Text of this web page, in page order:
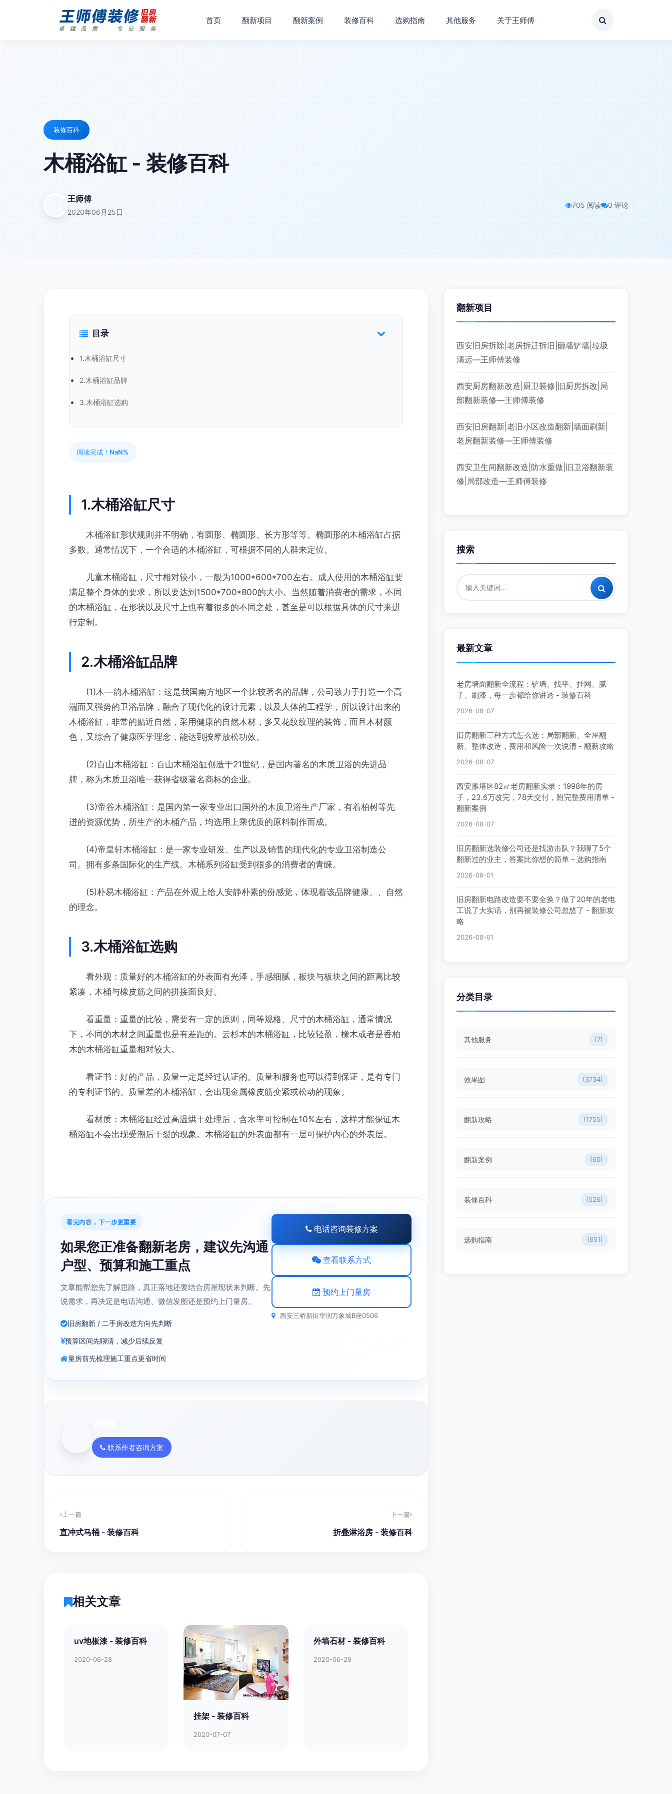
首页 翻新项目 翻新案例 装修百科 选购指南 其他服务 关于王师傅
装修百科
木桶浴缸 - 装修百科
王师傅
2020年06月25日
705 阅读 0 评论
目录
1.木桶浴缸尺寸
2.木桶浴缸品牌
3.木桶浴缸选购
阅读完成！ NaN%
1.木桶浴缸尺寸
木桶浴缸形状规则并不明确，有圆形、椭圆形、长方形等等。椭圆形的木桶浴缸占据
多数。通常情况下，一个合适的木桶浴缸，可根据不同的人群来定位。
儿童木桶浴缸，尺寸相对较小，一般为1000*600*700左右。成人使用的木桶浴缸要
满足整个身体的要求，所以要达到1500*700*800的大小。当然随着消费者的需求，不同
的木桶浴缸，在形状以及尺寸上也有着很多的不同之处，甚至是可以根据具体的尺寸来进
行定制。
2.木桶浴缸品牌
(1)木—韵木桶浴缸：这是我国南方地区一个比较著名的品牌，公司致力于打造一个高
端而又强势的卫浴品牌，融合了现代化的设计元素，以及人体的工程学，所以设计出来的
木桶浴缸，非常的贴近自然，采用健康的自然木材，多又花纹纹理的装饰，而且木材颜
色，又综合了健康医学理念，能达到按摩放松功效。
(2)百山木桶浴缸：百山木桶浴缸创造于21世纪，是国内著名的木质卫浴的先进品
牌，称为木质卫浴唯一获得省级著名商标的企业。
(3)帝谷木桶浴缸：是国内第一家专业出口国外的木质卫浴生产厂家，有着柏树等先
进的资源优势，所生产的木桶产品，均选用上乘优质的原料制作而成。
(4)帝皇轩木桶浴缸：是一家专业研发、生产以及销售的现代化的专业卫浴制造公
司。拥有多条国际化的生产线。木桶系列浴缸受到很多的消费者的青睐。
(5)朴易木桶浴缸：产品在外观上给人安静朴素的份感觉，体现着该品牌健康、、自然
的理念。
3.木桶浴缸选购
看外观：质量好的木桶浴缸的外表面有光泽，手感细腻，板块与板块之间的距离比较
紧凑，木桶与橡皮筋之间的拼接面良好。
看重量：重量的比较，需要有一定的原则，同等规格、尺寸的木桶浴缸，通常情况
下，不同的木材之间重量也是有差距的。云杉木的木桶浴缸，比较轻盈，橡木或者是香柏
木的木桶浴缸重量相对较大。
看证书：好的产品，质量一定是经过认证的。质量和服务也可以得到保证，是有专门
的专利证书的。质量差的木桶浴缸，会出现金属橡皮筋变紧或松动的现象。
看材质：木桶浴缸经过高温烘干处理后，含水率可控制在10%左右，这样才能保证木
桶浴缸不会出现受潮后干裂的现象。木桶浴缸的外表面都有一层可保护内心的外表层。
看完内容，下一步更重要
如果您正准备翻新老房，建议先沟通
户型、预算和施工重点
文章能帮您先了解思路，真正落地还要结合房屋现状来判断。先
说需求，再决定是电话沟通、微信发图还是预约上门量房。
旧房翻新 / 二手房改造方向先判断
预算区间先聊清，减少后续反复
量房前先梳理施工重点更省时间
电话咨询装修方案
查看联系方式
预约上门量房
西安三桥新街华润万象城B座0506
联系作者咨询方案
上一篇
直冲式马桶 - 装修百科
下一篇
折叠淋浴房 - 装修百科
相关文章
uv地板漆 - 装修百科
2020-06-28
挂架 - 装修百科
2020-07-07
外墙石材 - 装修百科
2020-06-29
翻新项目
西安旧房拆除|老房拆迁拆旧|砸墙铲墙|垃圾
清运—王师傅装修
西安厨房翻新改造|厨卫装修|旧厨房拆改|局
部翻新装修—王师傅装修
西安旧房翻新|老旧小区改造翻新|墙面刷新|
老房翻新装修—王师傅装修
西安卫生间翻新改造|防水重做|旧卫浴翻新装
修|局部改造—王师傅装修
搜索
最新文章
老房墙面翻新全流程：铲墙、找平、挂网、腻
子、刷漆，每一步都给你讲透 - 装修百科
2026-08-07
旧房翻新三种方式怎么选：局部翻新、全屋翻
新、整体改造，费用和风险一次说清 - 翻新攻略
2026-08-07
西安雁塔区82㎡老房翻新实录：1998年的房
子，23.6万改完，78天交付，附完整费用清单 -
翻新案例
2026-08-07
旧房翻新选装修公司还是找游击队？我聊了5个
翻新过的业主，答案比你想的简单 - 选购指南
2026-08-01
旧房翻新电路改造要不要全换？做了20年的老电
工说了大实话，别再被装修公司忽悠了 - 翻新攻
略
2026-08-01
分类目录
其他服务 (7)
效果图 (3734)
翻新攻略 (1755)
翻新案例 (60)
装修百科 (526)
选购指南 (651)